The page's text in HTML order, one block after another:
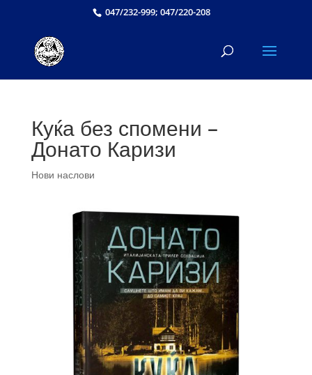
047/232-999; 047/220-208
Куќа без спомени –
Донато Каризи
Нови наслови